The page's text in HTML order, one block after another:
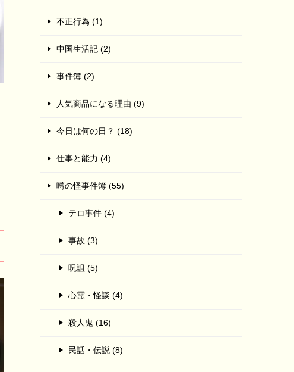
不正行為 (1)
中国生活記 (2)
事件簿 (2)
人気商品になる理由 (9)
今日は何の日？ (18)
仕事と能力 (4)
噂の怪事件簿 (55)
テロ事件 (4)
事故 (3)
呪詛 (5)
心霊・怪談 (4)
殺人鬼 (16)
民話・伝説 (8)